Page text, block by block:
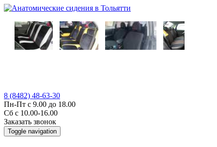
8 (8482) 48-63-30
Пн-Пт с 9.00 до 18.00
Сб с 10.00-16.00
Заказать звонок
Toggle navigation